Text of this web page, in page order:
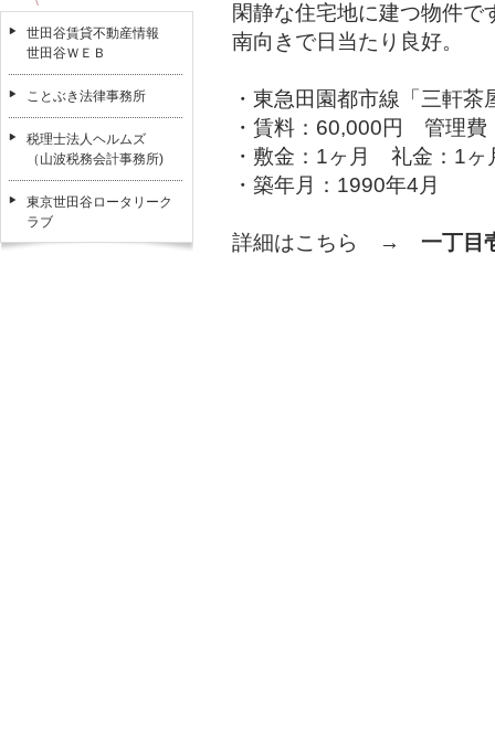
世田谷賃貸不動産情報
世田谷ＷＥＢ
ことぶき法律事務所
税理士法人ヘルムズ
（山波税務会計事務所)
東京世田谷ロータリーク
ラブ
閑静な住宅地に建つ物件で
南向きで日当たり良好。
・東急田園都市線「三軒
・賃料：60,000円 管理費
・敷金：1ヶ月 礼金：1ヶ
・築年月：1990年4月
詳細はこちら → 一丁目